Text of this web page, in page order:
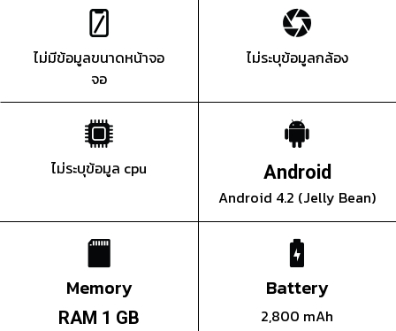
ไม่มีข้อมูลขนาดหน้าจอ
จอ
ไม่ระบุข้อมูลกล้อง
ไม่ระบุข้อมูล cpu Android
Android 4.2 (Jelly Bean)
Memory
RAM 1 GB
Battery
2,800 mAh